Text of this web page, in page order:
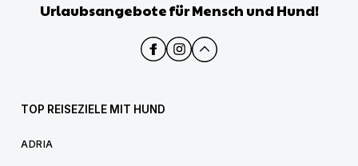
Urlaubsangebote für Mensch und Hund!
TOP REISEZIELE MIT HUND
ADRIA